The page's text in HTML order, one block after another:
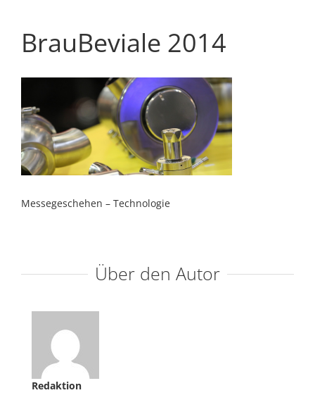
BrauBeviale 2014
Messegeschehen – Technologie
Über den Autor
Redaktion